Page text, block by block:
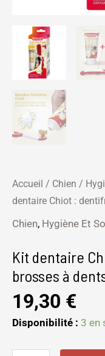
Accueil / Chien /
dentaire Chiot :
Chien, Hygiène Et
Kit dentaire
brosses à
19,30 €
Disponibilité : 3 en